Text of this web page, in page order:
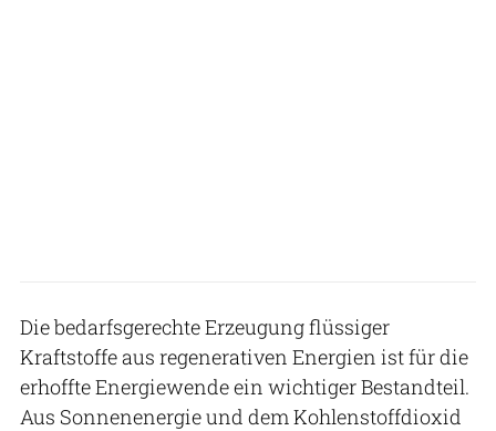
Die bedarfsgerechte Erzeugung flüssiger
Kraftstoffe aus regenerativen Energien ist für die
erhoffte Energiewende ein wichtiger Bestandteil.
Aus Sonnenenergie und dem Kohlenstoffdioxid